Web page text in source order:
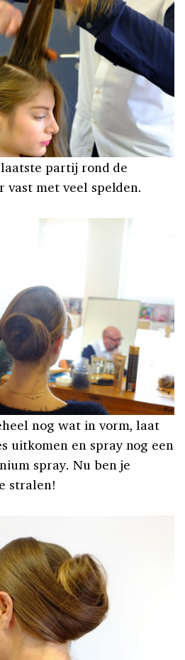
partij rond de
vast met veel spelden.
nog wat in vorm, laat
uitkomen en spray nog een
spray. Nu ben je
stralen!